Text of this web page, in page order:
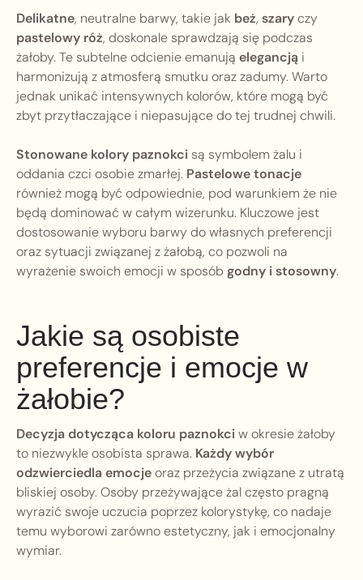
Delikatne, neutralne barwy, takie jak beż, szaryczy
pastelowy róż, doskonale sprawdzają się podczas
żałoby. Te subtelne odcienie emanują elegancją i
harmonizują z atmosferą smutku oraz zadumy. Warto
jednak unikać intensywnych kolorów, które mogą być
zbyt przytłaczające i niepasujące do tej trudnej chwili.
Stonowane kolory paznokci są symbolem żalu i
oddania czci osobie zmarłej. Pastelowe tonacje
również mogą być odpowiednie, pod warunkiem że nie
będą dominować w całym wizerunku. Kluczowe jest
dostosowanie wyboru barwy do własnych preferencji
oraz sytuacji związanej z żałobą, co pozwoli na
wyrażenie swoich emocji w sposób godny i stosowny.
Jakie są osobiste
preferencje i emocje w
żałobie?
Decyzja dotycząca koloru paznokciw okresie żałoby
to niezwykle osobista sprawa. Każdy wybór
odzwierciedla emocjeoraz przeżycia związane z utratą
bliskiej osoby. Osoby przeżywające żal często pragną
wyrazić swoje uczucia poprzez kolorystykę, co nadaje
temu wyborowi zarówno estetyczny, jak i emocjonalny
wymiar.